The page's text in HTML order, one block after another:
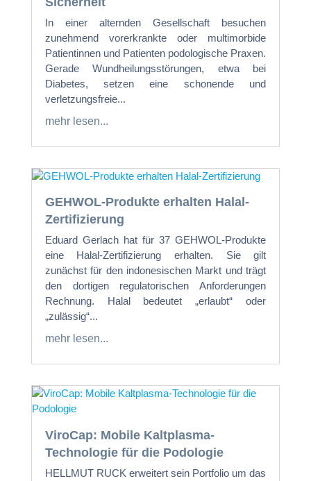
In einer alternden Gesellschaft besuchen
zunehmend vorerkrankte oder multimorbide
Patientinnen und Patienten podologische Praxen.
Gerade Wundheilungsstörungen, etwa bei
Diabetes, setzen eine schonende und
verletzungsfreie...
mehr lesen...
GEHWOL-Produkte erhalten Halal-
Zertifizierung
Eduard Gerlach hat für 37 GEHWOL-Produkte
eine Halal-Zertifizierung erhalten. Sie gilt
zunächst für den indonesischen Markt und trägt
den dortigen regulatorischen Anforderungen
Rechnung. Halal bedeutet „erlaubt“ oder
„zulässig“...
mehr lesen...
ViroCap: Mobile Kaltplasma-
Technologie für die Podologie
HELLMUT RUCK erweitert sein Portfolio um das